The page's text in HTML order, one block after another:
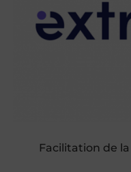
Facilitation de